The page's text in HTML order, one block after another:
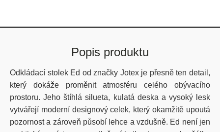
Popis produktu
Odkládací stolek Ed od značky Jotex je přesně ten detail,
který dokáže proměnit atmosféru celého obývacího
prostoru. Jeho štíhlá silueta, kulatá deska a vysoký lesk
vytvářejí moderní designový celek, který okamžitě upoutá
pozornost a zároveň působí lehce a vzdušně. Ed není jen